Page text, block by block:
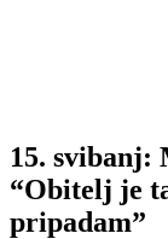
15. svibanj:
“Obitelj je
pripadam”